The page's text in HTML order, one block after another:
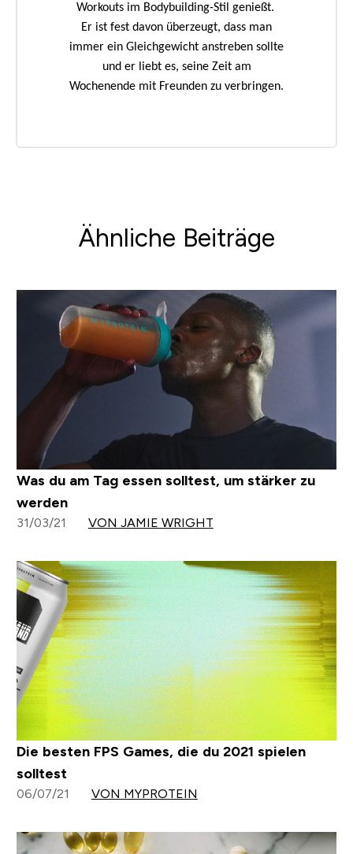
Workouts im Bodybuilding-Stil genießt.
Er ist fest davon überzeugt, dass man
immer ein Gleichgewicht anstreben sollte
und er liebt es, seine Zeit am
Wochenende mit Freunden zu verbringen.
Ähnliche Beiträge
Was du am Tag essen solltest, um stärker zu
werden
31/03/21 VON JAMIE WRIGHT
Die besten FPS Games, die du 2021 spielen
solltest
06/07/21 VON MYPROTEIN